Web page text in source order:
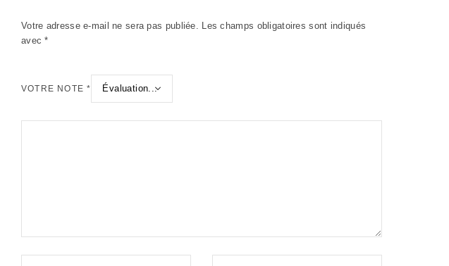
Votre adresse e-mail ne sera pas publiée. Les champs obligatoires sont indiqués
avec*
VOTRE NOTE*